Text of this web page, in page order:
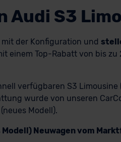
Audi S3
der Konfiguration und
einem Top-Rabatt von bis
verfügbaren S3
wurde von unseren
Modell).
Neuwagen vom